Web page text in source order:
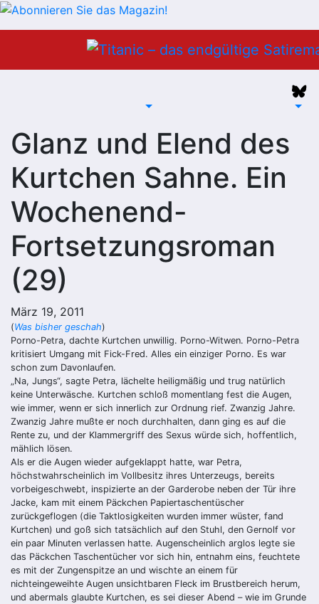
Glanz und Elend des
Kurtchen Sahne. Ein
Wochenend-
Fortsetzungsroman
(29)
März 19, 2011
(Was bisher geschah)
Porno-Petra, dachte Kurtchen unwillig. Porno-Witwen. Porno-Petra
kritisiert Umgang mit Fick-Fred. Alles ein einziger Porno. Es war
schon zum Davon­laufen.
„Na, Jungs“, sagte Petra, lächelte heiligmäßig und trug natürlich
keine Un­terwäsche. Kurtchen schloß momentlang fest die Augen,
wie immer, wenn er sich in­nerlich zur Ordnung rief. Zwanzig Jahre.
Zwanzig Jahre mußte er noch durchhalten, dann ging es auf die
Rente zu, und der Klammergriff des Sexus würde sich, hoffentlich,
mählich lösen.
Als er die Augen wieder aufgeklappt hatte, war Petra,
höchstwahrscheinlich im Vollbesitz ihres Unterzeugs, bereits
vorbeigeschwebt, inspizierte an der Garderobe neben der Tür ihre
Jacke, kam mit einem Päckchen Papierta­schentüscher
zurückgeflogen (die Taktlosigkeiten wurden immer wüster, fand
Kurtchen) und goß sich tatsächlich auf den Stuhl, den Gernolf vor
ein paar Minuten verlassen hatte. Augenscheinlich arglos legte sie
das Päckchen Taschentücher vor sich hin, entnahm eins, feuchtete
es mit der Zungenspitze an und wischte an ei­nem für
nichteingeweihte Augen unsichtbaren Fleck im Brustbereich herum,
und abermals glaubte Kurtchen, es sei dieser Abend – wie im Grunde